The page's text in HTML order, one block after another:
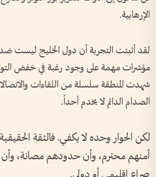
الإرهابية.
لقد أثبتت التجربة أن دول الخليج ليست
مؤشرات مهمة على وجود رغبة في خفض
شهدت المنطقة سلسلة من اللقاءات
الصدام الدائم لا يخدم أحداً.
لكن الحوار وحده لا يكفي. فالثقة
أمنهم محترم، وأن حدودهم مصانة،